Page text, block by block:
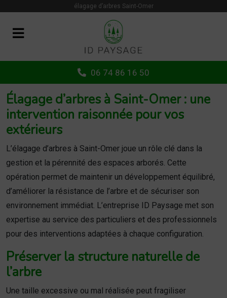
élagage d’arbres Saint-Omer
06 74 86 16 50
Élagage d’arbres à Saint-Omer : une
intervention raisonnée pour vos
extérieurs
L’élagage d’arbres à Saint-Omer joue un rôle clé dans la
gestion et la pérennité des espaces arborés. Cette
opération permet de maintenir un développement équilibré,
d’améliorer la résistance de l’arbre et de sécuriser son
environnement immédiat. L’entreprise ID Paysage met son
expertise au service des particuliers et des professionnels
pour des interventions adaptées à chaque configuration.
Préserver la structure naturelle de
l’arbre
Une taille excessive ou mal réalisée peut fragiliser
Panneau de gestion des cookies